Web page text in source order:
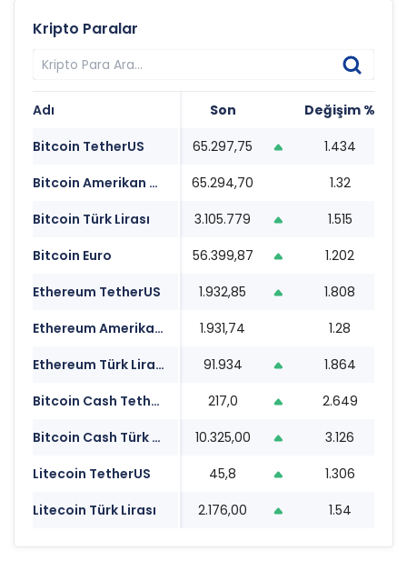
Kripto Paralar
Adı Son Değişim %
Bitcoin TetherUS
65.297,75 1.434
Bitcoin Amerikan Doları
65.294,70 1.32
Bitcoin Türk Lirası
3.105.779 1.515
Bitcoin Euro
56.399,87 1.202
Ethereum TetherUS
1.932,85 1.808
Ethereum Amerikan Doları
1.931,74 1.28
Ethereum Türk Lirası
91.934 1.864
Bitcoin Cash TetherUS
217,0 2.649
Bitcoin Cash Türk Lirası
10.325,00 3.126
Litecoin TetherUS
45,8 1.306
Litecoin Türk Lirası
2.176,00 1.54